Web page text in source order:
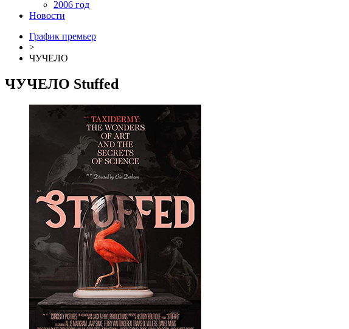
2006 год
Новости
График премьер
>
ЧУЧЕЛО
ЧУЧЕЛО Stuffed